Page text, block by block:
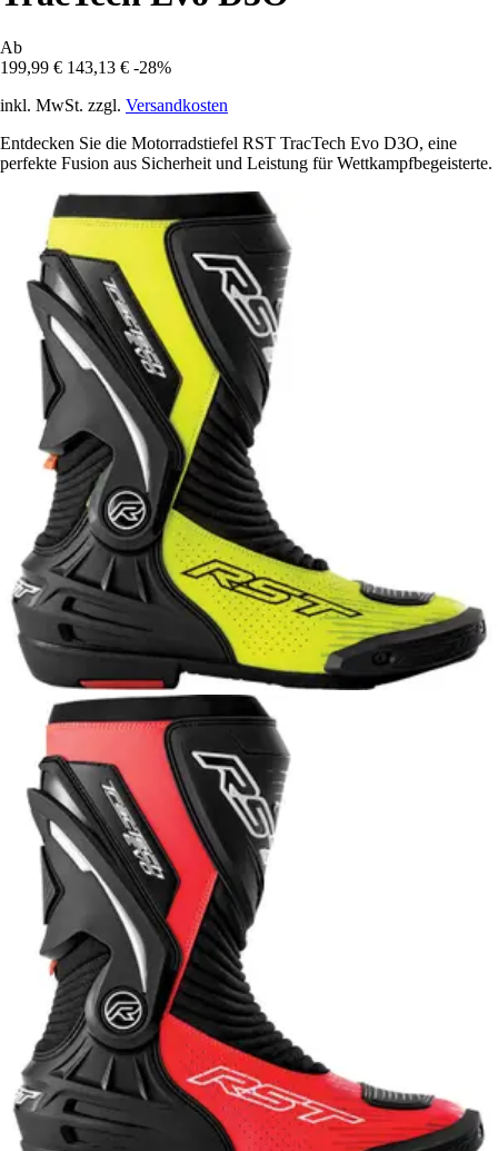
Ab
199,99 € 143,13 € -28%
inkl. MwSt. zzgl. Versandkosten
Entdecken Sie die Motorradstiefel RST TracTech Evo D3O, eine
perfekte Fusion aus Sicherheit und Leistung für Wettkampfbegeisterte.